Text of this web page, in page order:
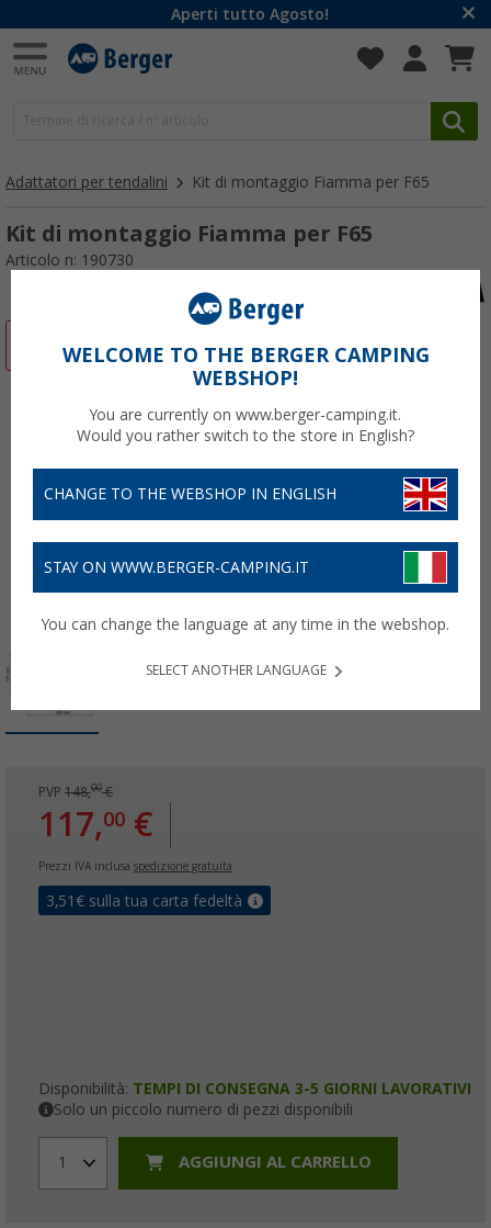
Aperti tutto Agosto!
Adattatori per tendalini Kit di montaggio Fiamma per F65
Kit di montaggio Fiamma per F65
Articolo n: 190730
-20%
PVP 148,00€
117,00 €
Prezzi IVA inclusa spedizione gratuita
3,51 € sulla tua carta fedeltà
Disponibilità: TEMPI DI CONSEGNA 3-5 GIORNI LAVORATIVI
Solo un piccolo numero di pezzi disponibili
1 AGGIUNGI AL CARRELLO
WELCOME TO THE BERGER CAMPING
WEBSHOP!
You are currently on www.berger-camping.it.
Would you rather switch to the store in English?
CHANGE TO THE WEBSHOP IN ENGLISH
STAY ON WWW.BERGER-CAMPING.IT
You can change the language at any time in the webshop.
SELECT ANOTHER LANGUAGE